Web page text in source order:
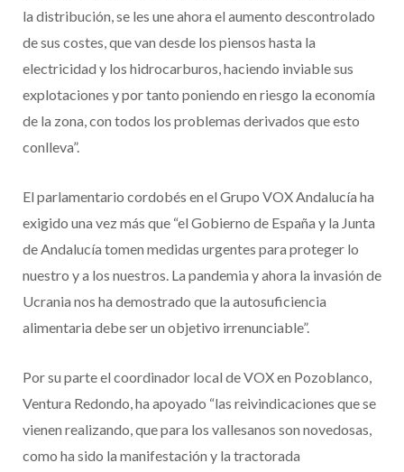
la distribución, se les une ahora el aumento descontrolado
de sus costes, que van desde los piensos hasta la
electricidad y los hidrocarburos, haciendo inviable sus
explotaciones y por tanto poniendo en riesgo la economía
de la zona, con todos los problemas derivados que esto
conlleva”.
El parlamentario cordobés en el Grupo VOX Andalucía ha
exigido una vez más que “el Gobierno de España y la Junta
de Andalucía tomen medidas urgentes para proteger lo
nuestro y a los nuestros. La pandemia y ahora la invasión de
Ucrania nos ha demostrado que la autosuficiencia
alimentaria debe ser un objetivo irrenunciable”.
Por su parte el coordinador local de VOX en Pozoblanco,
Ventura Redondo, ha apoyado “las reivindicaciones que se
vienen realizando, que para los vallesanos son novedosas,
como ha sido la manifestación y la tractorada